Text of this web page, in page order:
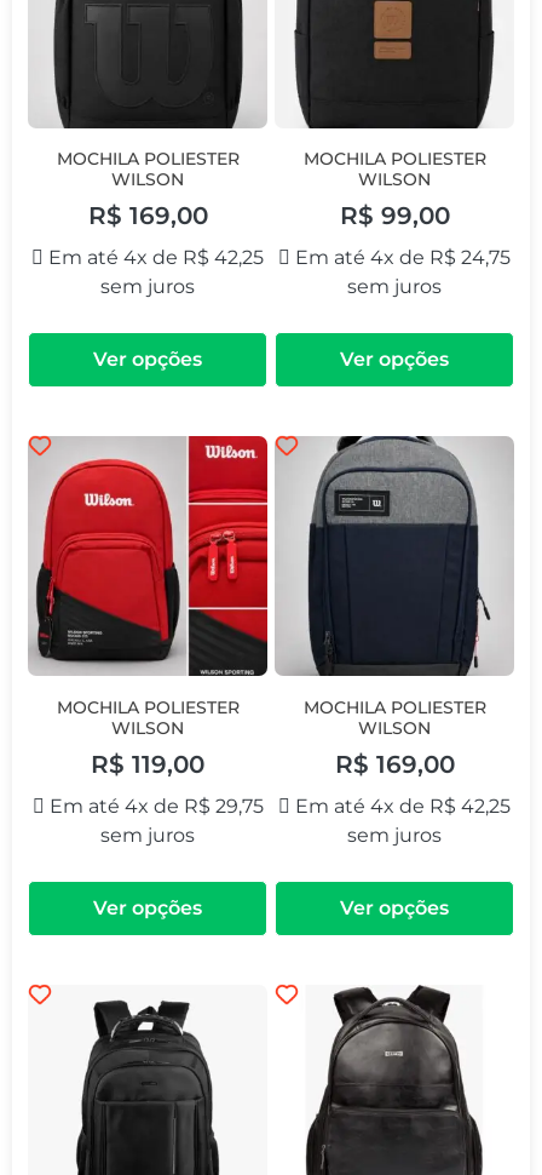
MOCHILA POLIESTER
WILSON
R$ 169,00
Em até 4x de R$ 42,25
sem juros
Ver opções
MOCHILA POLIESTER
WILSON
R$ 99,00
Em até 4x de R$ 24,75
sem juros
Ver opções
MOCHILA POLIESTER
WILSON
R$ 119,00
Em até 4x de R$ 29,75
sem juros
Ver opções
MOCHILA POLIESTER
WILSON
R$ 169,00
Em até 4x de R$ 42,25
sem juros
Ver opções